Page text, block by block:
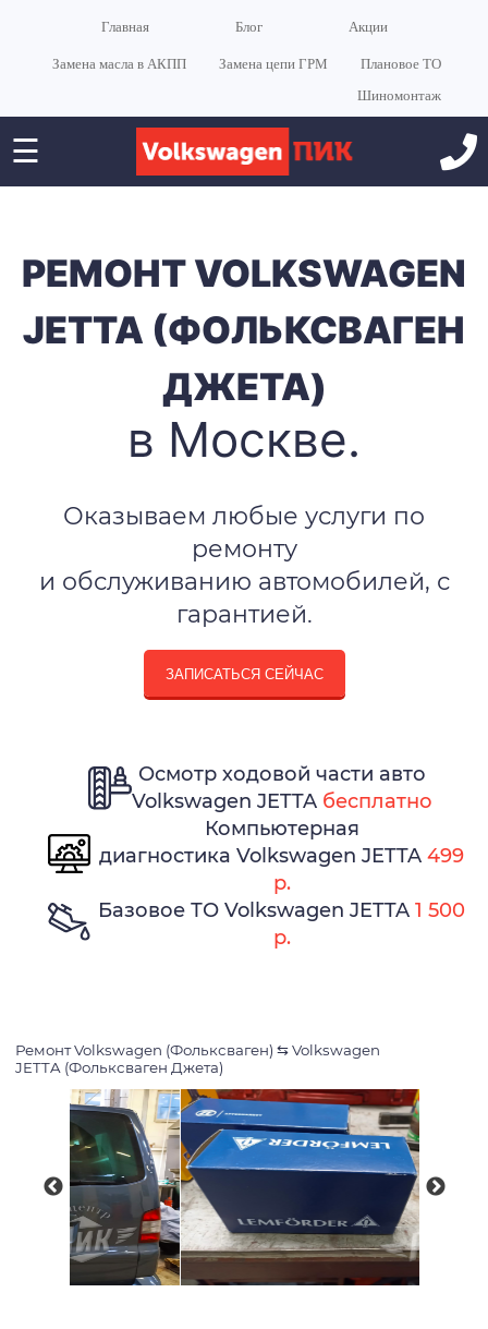
Главная Блог Акции
Замена масла в АКПП Замена цепи ГРМ
Плановое ТО
Шиномонтаж
☰
РЕМОНТ VOLKSWAGEN
JETTA (ФОЛЬКСВАГЕН
ДЖЕТА)
в Москве.
Оказываем любые услуги по
ремонту
и обслуживанию автомобилей, с
гарантией.
ЗАПИСАТЬСЯ СЕЙЧАС
Осмотр ходовой части авто
Volkswagen JETTA бесплатно
Компьютерная
диагностика Volkswagen JETTA499
р.
Базовое ТО Volkswagen JETTA1 500
р.
Ремонт Volkswagen (Фольксваген) ⇆ Volkswagen
JETTA (Фольксваген Джета)